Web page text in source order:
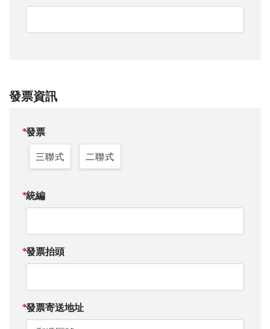
發票資訊
發票
三聯式 二聯式
統編
發票抬頭
發票寄送地址